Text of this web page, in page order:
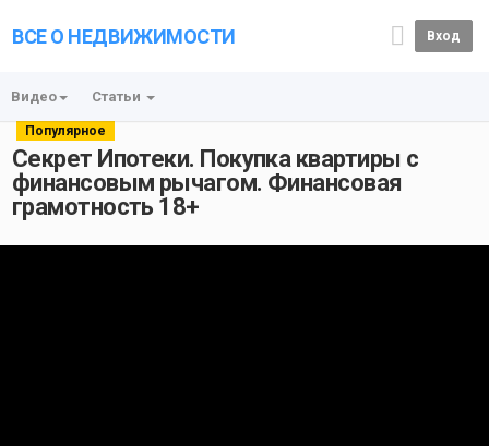
ВСЕ О НЕДВИЖИМОСТИ Вход
Видео Статьи
Популярное
Секрет Ипотеки. Покупка квартиры с
финансовым рычагом. Финансовая
грамотность 18+